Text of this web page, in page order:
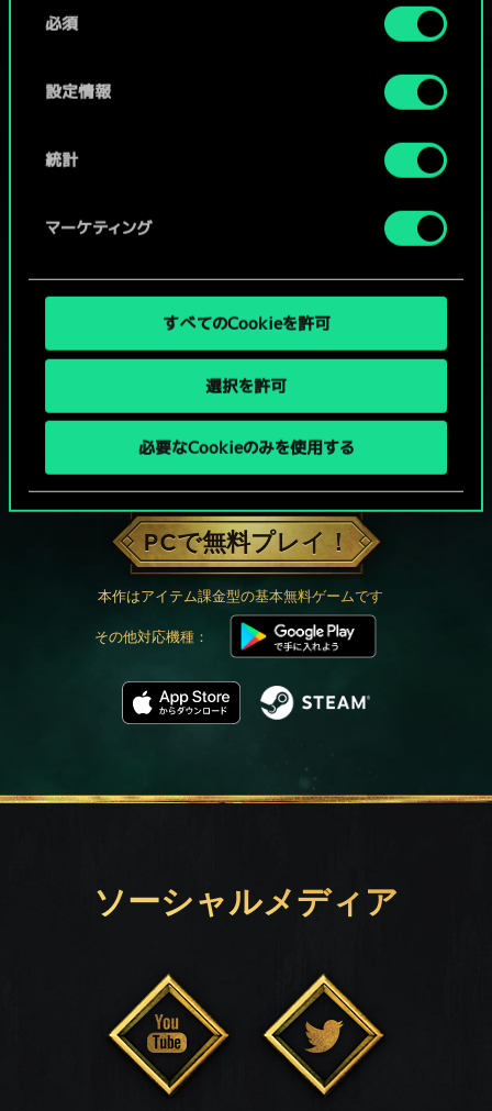
詳細は、下記の「設定」メニューでご確認ください。
必須
設定情報
統計
マーケティング
すべてのCookieを許可
選択を許可
必要なCookieのみを使用する
グウェントでひと勝負といかない
か？
PCで無料プレイ！
本作はアイテム課金型の基本無料ゲームです
その他対応機種：
ソーシャルメディア